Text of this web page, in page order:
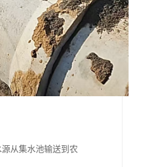
从集水池输送到农